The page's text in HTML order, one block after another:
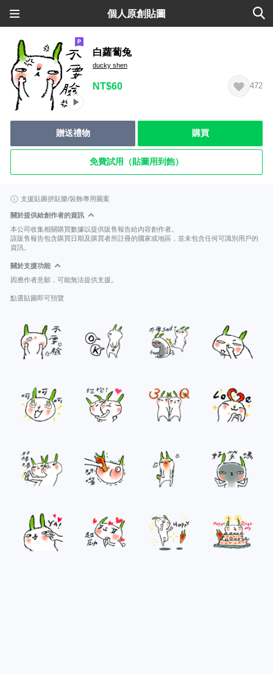
個人原創貼圖
白蘿蔔兔
ducky shen
NT$60 472
贈送禮物 購買
免費試用（貼圖用到飽）
支援貼圖拼貼樂/裝飾專用圖案
關於提供給創作者的資訊
本公司收集相關購買數據以提供販售報告給內容創作者。
該販售報告包含購買日期及購買者所註冊的國家或地區，並未包含任何可識別用戶的
資訊。
關於支援功能
因應作者意願，可能無法提供支援。
點選貼圖即可預覽